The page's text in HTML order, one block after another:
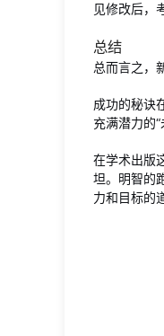
见修改后，
总结
总而言之，
成功的秘诀
充满潜力的“
在学术出版
坦。明智的
力和目标的